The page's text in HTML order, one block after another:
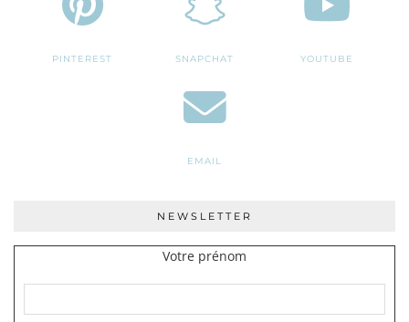
PINTEREST SNAPCHAT YOUTUBE
EMAIL
NEWSLETTER
Votre prénom